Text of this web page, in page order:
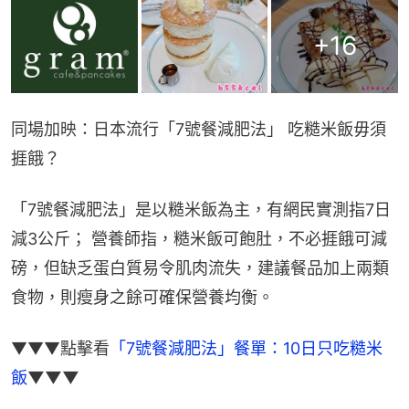
+16
同場加映：日本流行「7號餐減肥法」 吃糙米飯毋須
捱餓？
「7號餐減肥法」是以糙米飯為主，有網民實測指7日
減3公斤； 營養師指，糙米飯可飽肚，不必捱餓可減
磅，但缺乏蛋白質易令肌肉流失，建議餐品加上兩類
食物，則瘦身之餘可確保營養均衡。
▼▼▼點擊看 「7號餐減肥法」餐單：10日只吃糙米
飯▼▼▼